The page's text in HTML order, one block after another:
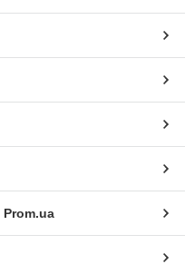
Prom.ua